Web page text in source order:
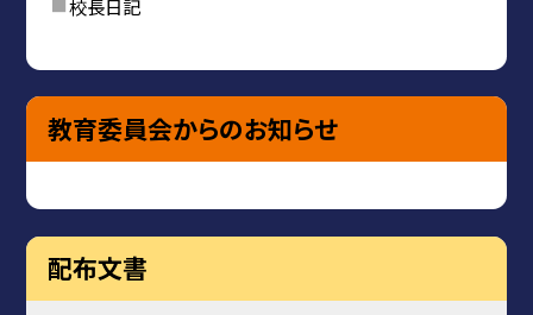
校長日記
教育委員会からのお知らせ
配布文書